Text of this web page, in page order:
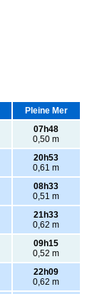
Pleine Mer
07h48
0,50 m
20h53
0,61 m
08h33
0,51 m
21h33
0,62 m
09h15
0,52 m
22h09
0,62 m